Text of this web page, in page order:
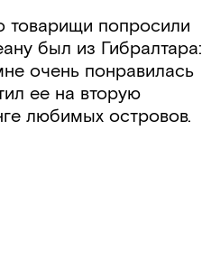
товарищи попросили
был из Гибралтара:
очень понравилась
ее на вторую
любимых островов.